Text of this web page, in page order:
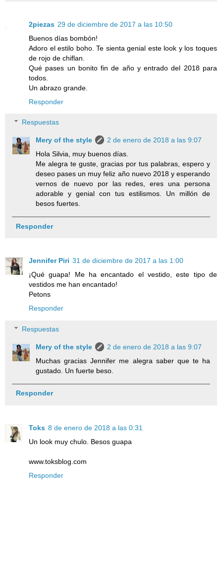
2piezas 29 de diciembre de 2017 a las 10:50
Buenos días bombón!
Adoro el estilo boho. Te sienta genial este look y los toques
de rojo de chiflan.
Qué pases un bonito fin de año y entrado del 2018 para
todos.
Un abrazo grande.
Responder
Respuestas
Mery of the style
2 de enero de 2018 a las 9:07
Hola Silvia, muy buenos días.
Me alegra te guste, gracias por tus palabras, espero y
deseo pases un muy feliz año nuevo 2018 y esperando
vernos de nuevo por las redes, eres una persona
adorable y genial con tus estilismos. Un millón de
besos fuertes.
Responder
Jennifer Piri 31 de diciembre de 2017 a las 1:00
¡Qué guapa! Me ha encantado el vestido, este tipo de
vestidos me han encantado!
Petons
Responder
Respuestas
Mery of the style
2 de enero de 2018 a las 9:07
Muchas gracias Jennifer me alegra saber que te ha
gustado. Un fuerte beso.
Responder
Toks 8 de enero de 2018 a las 0:31
Un look muy chulo. Besos guapa
www.toksblog.com
Responder